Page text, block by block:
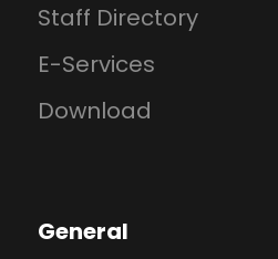
Staff Directory
E-Services
Download
General